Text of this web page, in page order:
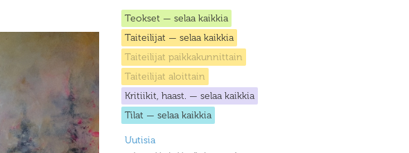
Teokset — selaa kaikkia
Taiteilijat — selaa kaikkia
Taiteilijat paikkakunnittain
Taiteilijat aloittain
Kritiikit, haast. — selaa kaikkia
Tilat — selaa kaikkia
Uutisia